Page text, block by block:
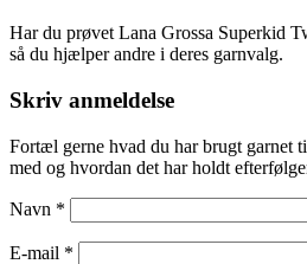
Har du prøvet Lana Grossa Superkid
så du hjælper andre i deres garnvalg.
Skriv anmeldelse
Fortæl gerne hvad du har brugt garnet
med og hvordan det har holdt
Navn *
E-mail *